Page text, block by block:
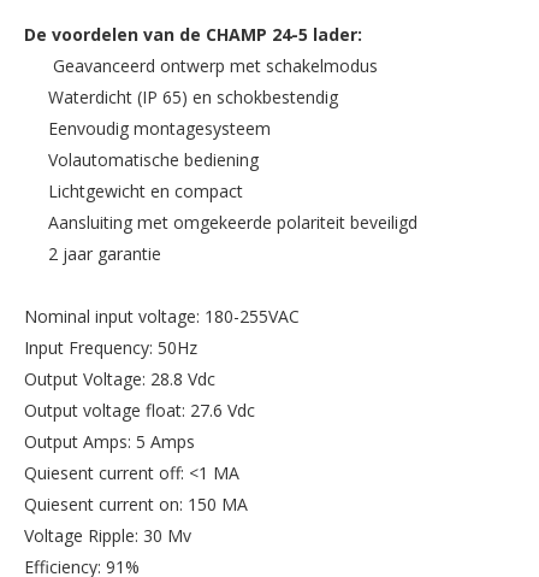
De voordelen van de CHAMP 24-5 lader:
Geavanceerd ontwerp met schakelmodus
Waterdicht (IP 65) en schokbestendig
Eenvoudig montagesysteem
Volautomatische bediening
Lichtgewicht en compact
Aansluiting met omgekeerde polariteit beveiligd
2 jaar garantie
Nominal input voltage: 180-255VAC
Input Frequency: 50Hz
Output Voltage: 28.8 Vdc
Output voltage float: 27.6 Vdc
Output Amps: 5 Amps
Quiesent current off: <1 MA
Quiesent current on: 150 MA
Voltage Ripple: 30 Mv
Efficiency: 91%